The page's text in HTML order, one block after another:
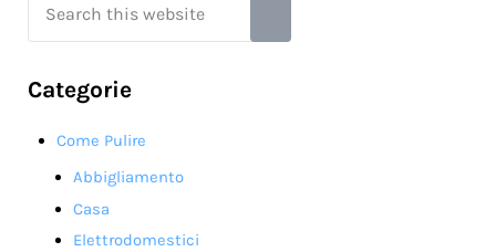
Categorie
Come Pulire
Abbigliamento
Casa
Elettrodomestici